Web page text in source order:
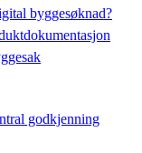
byggesøknad?
godkjenning